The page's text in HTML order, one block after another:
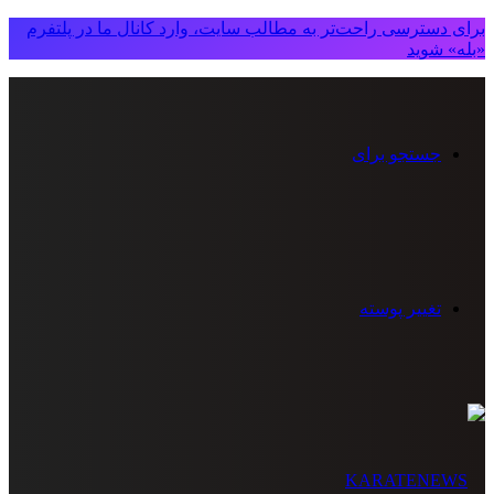
برای دسترسی راحت‌تر به مطالب سایت، وارد کانال ما در پلتفرم
«بله» شوید
جستجو برای
تغییر پوسته